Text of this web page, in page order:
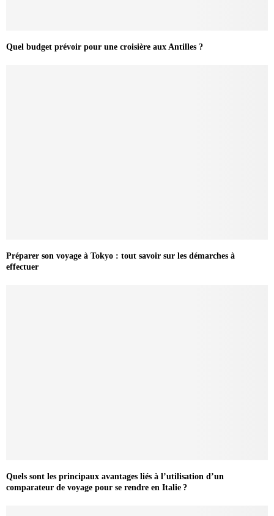
Quel budget prévoir pour une croisière aux Antilles ?
Préparer son voyage à Tokyo : tout savoir sur les démarches à
effectuer
Quels sont les principaux avantages liés à l’utilisation d’un
comparateur de voyage pour se rendre en Italie ?